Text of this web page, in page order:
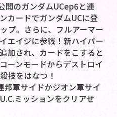
開のガンダムUCep6と連
カードでガンダムUCに登
プ。さらに、フルアーマー
エイジに参戦！新ハイパー
加され、カードをこすると
ーンモードからデストロイ
技をはなつ！
軍サイドかジオン軍サイ
ミッションをクリアせ